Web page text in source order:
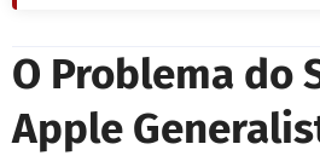
O Problema do
Apple